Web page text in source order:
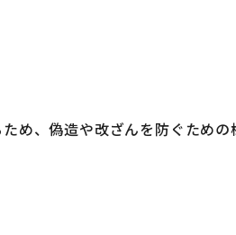
め、偽造や改ざんを防ぐため